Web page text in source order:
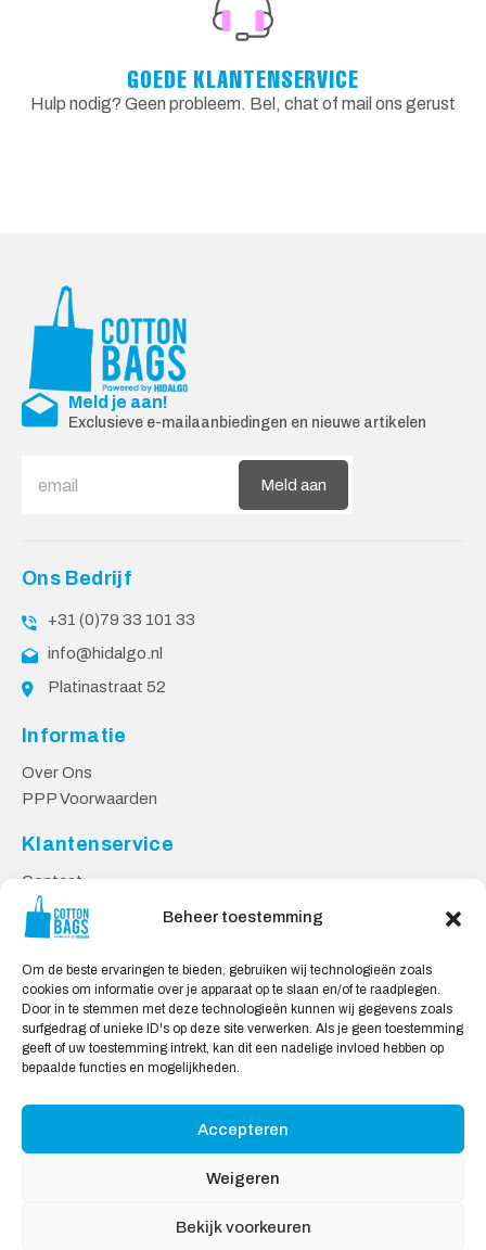
Beheer toestemming
Om de beste ervaringen te bieden, gebruiken wij technologieën zoals
cookies om informatie over je apparaat op te slaan en/of te raadplegen.
Door in te stemmen met deze technologieën kunnen wij gegevens zoals
surfgedrag of unieke ID's op deze site verwerken. Als je geen toestemming
geeft of uw toestemming intrekt, kan dit een nadelige invloed hebben op
bepaalde functies en mogelijkheden.
Accepteren
Weigeren
Bekijk voorkeuren
GOEDE KLANTENSERVICE
Hulp nodig? Geen probleem. Bel, chat of mail ons gerust
Meld je aan!
Exclusieve e-mailaanbiedingen en nieuwe artikelen
Meld aan
Ons Bedrijf
+31 (0)79 33 101 33
info@hidalgo.nl
Platinastraat 52
Informatie
Over Ons
PPP Voorwaarden
Klantenservice
Contact
Privacy Voorwaarden
Levering en Retourneren
Veilig Shoppen
Mijn account
Winkelwagen
Wij Accepteren: